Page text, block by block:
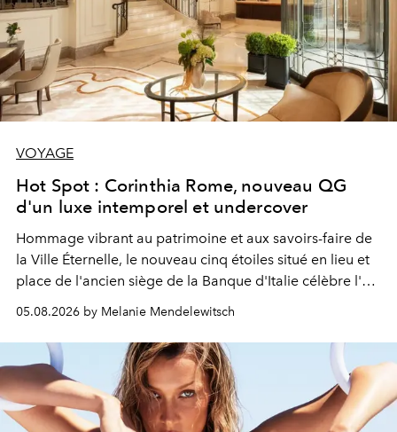
VOYAGE
Hot Spot : Corinthia Rome, nouveau QG
d'un luxe intemporel et undercover
Hommage vibrant au patrimoine et aux savoirs-faire de
la Ville Éternelle, le nouveau cinq étoiles situé en lieu et
place de l'ancien siège de la Banque d'Italie célèbre l'art
de vivre Romain dans toute son élégance intemporelle.
05.08.2026 by Melanie Mendelewitsch